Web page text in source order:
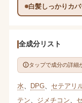
白髪しっかりカ
全成分リスト
タップで成分の詳細
水 DPG、 セテアリ
テン
ジメチコン